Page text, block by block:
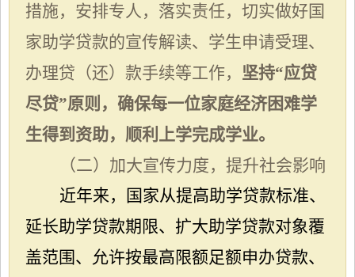
措施，安排专人，落实责任，切实做好国
家助学贷款的宣传解读、学生申请受理、
办理贷（还）款手续等工作， 坚持“应贷
尽贷”原则，确保每一位家庭经济困难学
生得到资助，顺利上学完成学业。
（二）加大宣传力度，提升社会影响
近年来，国家从提高助学贷款标准、
延长助学贷款期限、扩大助学贷款对象覆
盖范围、允许按最高限额足额申办贷款、